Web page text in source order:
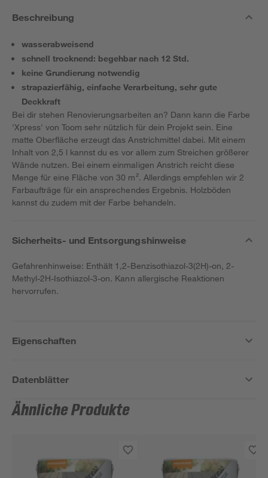
Beschreibung
wasserabweisend
schnell trocknend: begehbar nach 12 Std.
keine Grundierung notwendig
strapazierfähig, einfache Verarbeitung, sehr gute
Deckkraft
Bei dir stehen Renovierungsarbeiten an? Dann kann die Farbe
'Xpress' von Toom sehr nützlich für dein Projekt sein. Eine
matte Oberfläche erzeugt das Anstrichmittel dabei. Mit einem
Inhalt von 2,5 l kannst du es vor allem zum Streichen größerer
Wände nutzen. Bei einem einmaligen Anstrich reicht diese
Menge für eine Fläche von 30 m². Allerdings empfehlen wir 2
Farbaufträge für ein ansprechendes Ergebnis. Holzböden
kannst du zudem mit der Farbe behandeln.
Sicherheits- und Entsorgungshinweise
Gefahrenhinweise: Enthält 1,2-Benzisothiazol-3(2H)-on, 2-
Methyl-2H-Isothiazol-3-on. Kann allergische Reaktionen
hervorrufen.
Eigenschaften
Datenblätter
Ähnliche Produkte